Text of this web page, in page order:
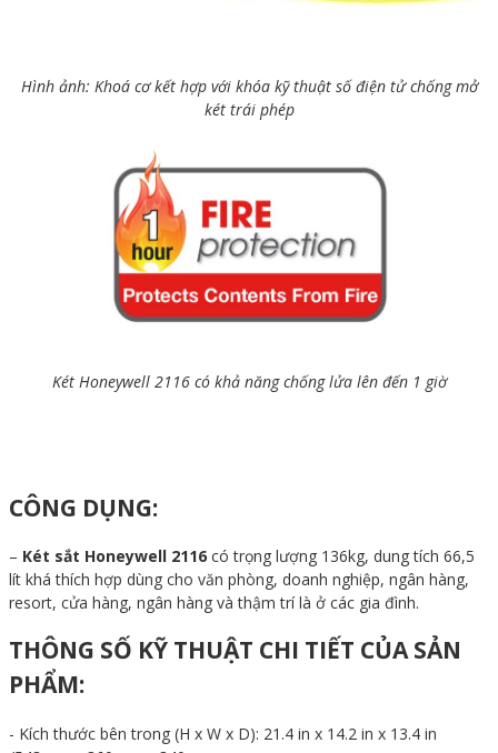
Hình ảnh: Khoá cơ kết hợp với khóa kỹ thuật số điện tử chống mở
két trái phép
Két Honeywell 2116 có khả năng chống lửa lên đến 1 giờ
CÔNG DỤNG:
– Két sắt Honeywell 2116 có trọng lượng 136kg, dung tích 66,5
lít khá thích hợp dùng cho văn phòng, doanh nghiệp, ngân hàng,
resort, cửa hàng, ngân hàng và thậm trí là ở các gia đình.
THÔNG SỐ KỸ THUẬT CHI TIẾT CỦA SẢN
PHẨM:
- Kích thước bên trong (H x W x D): 21.4 in x 14.2 in x 13.4 in